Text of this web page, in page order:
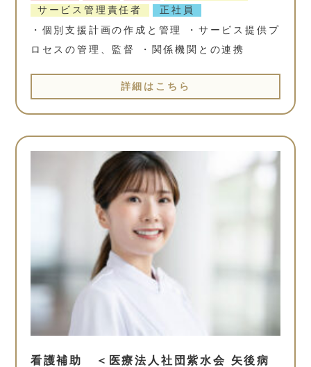
サービス管理責任者
正社員
・個別支援計画の作成と管理 ・サービス提供プ
ロセスの管理、監督 ・関係機関との連携
詳細はこちら
看護補助 ＜医療法人社団紫水会 矢後病